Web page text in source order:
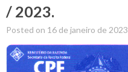
/ 2023.
Posted on 16 de janeiro de 2023